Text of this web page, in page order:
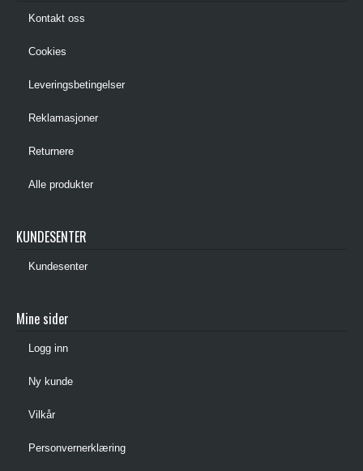
Kontakt oss
Cookies
Leveringsbetingelser
Reklamasjoner
Returnere
Alle produkter
KUNDESENTER
Kundesenter
Mine sider
Logg inn
Ny kunde
Vilkår
Personvernerklæring